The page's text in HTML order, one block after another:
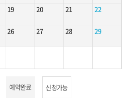
19 20 21 22
26 27 28 29
예약완료 신청가능